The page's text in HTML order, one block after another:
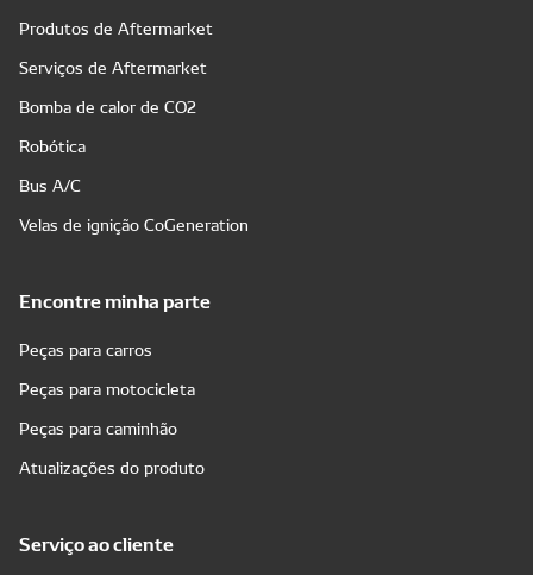
Produtos de Aftermarket
Serviços de Aftermarket
Bomba de calor de CO2
Robótica
Bus A/C
Velas de ignição CoGeneration
Encontre minha parte
Peças para carros
Peças para motocicleta
Peças para caminhão
Atualizações do produto
Serviço ao cliente